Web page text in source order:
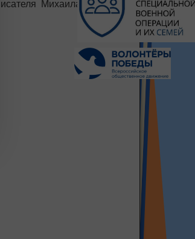
Михаила Захаровича